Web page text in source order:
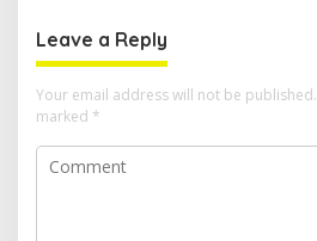
Leave a Reply
Your email address will not be published.
marked *